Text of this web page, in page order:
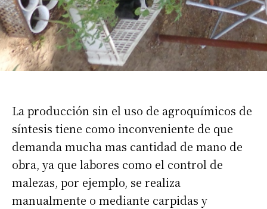
La producción sin el uso de agroquímicos de
síntesis tiene como inconveniente de que
demanda mucha mas cantidad de mano de
obra, ya que labores como el control de
malezas, por ejemplo, se realiza
manualmente o mediante carpidas y